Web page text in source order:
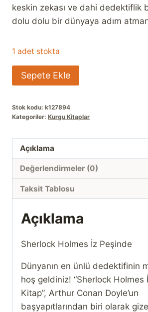
keskin zekası ve dahi dedektiflik
dolu dolu bir dünyaya adım
1 adet stokta
Sherlock
Holmes
Peşinde
Sepete Ekle
Stok kodu: k127894
Kategoriler: Kurgu Kitaplar
Açıklama
Değerlendirmeler (0)
Taksit Tablosu
Açıklama
Sherlock Holmes İz Peşinde
Dünyanın en ünlü dedektifinin
hoş geldiniz! “Sherlock Holmes
Kitap”, Arthur Conan Doyle’un
başyapıtlarından biri olarak